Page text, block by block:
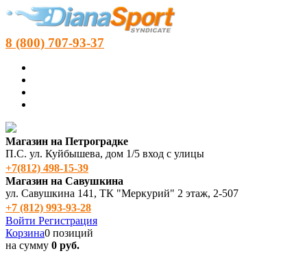
8 (800) 707-93-37
Магазин на Петроградке
П.С. ул. Куйбышева, дом 1/5 вход с улицы
+7(812) 498‑15-39
Магазин на Савушкина
ул. Савушкина 141, ТК "Меркурий" 2 этаж, 2-507
+7 (812) 993-93-28
Войти Регистрация
Корзина0 позиций
на сумму 0 руб.